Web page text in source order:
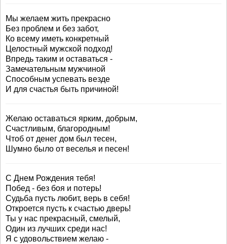
Мы желаем жить прекрасно
Без проблем и без забот,
Ко всему иметь конкретный
Целостный мужской подход!
Впредь таким и оставаться -
Замечательным мужчиной
Способным успевать везде
И для счастья быть причиной!
Желаю оставаться ярким, добрым,
Счастливым, благородным!
Чтоб от денег дом был тесен,
Шумно было от веселья и песен!
С Днем Рождения тебя!
Побед - без боя и потерь!
Судьба пусть любит, верь в себя!
Откроется пусть к счастью дверь!
Ты у нас прекрасный, смелый,
Один из лучших среди нас!
Я с удовольствием желаю -